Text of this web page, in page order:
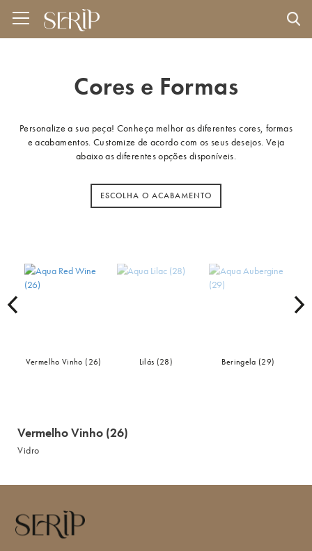
Cores e Formas
Personalize a sua peça! Conheça melhor as diferentes cores, formas
e acabamentos. Customize de acordo com os seus desejos. Veja
abaixo as diferentes opções disponíveis.
ESCOLHA O ACABAMENTO
Vermelho Vinho (26) Lilás (28) Beringela (29)
Vermelho Vinho (26)
Vidro